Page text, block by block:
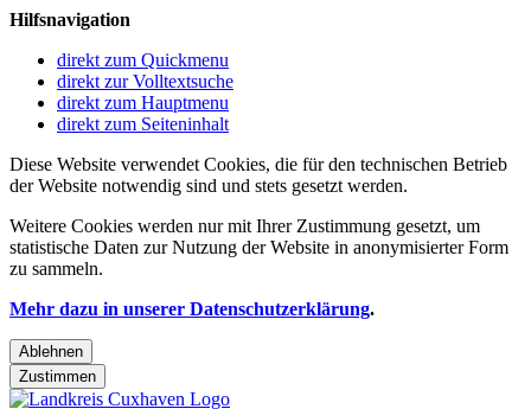
Hilfsnavigation
direkt zum Quickmenu
direkt zur Volltextsuche
direkt zum Hauptmenu
direkt zum Seiteninhalt
Diese Website verwendet Cookies, die für den technischen Betrieb
der Website notwendig sind und stets gesetzt werden.
Weitere Cookies werden nur mit Ihrer Zustimmung gesetzt, um
statistische Daten zur Nutzung der Website in anonymisierter Form
zu sammeln.
Mehr dazu in unserer Datenschutzerklärung.
Ablehnen
Zustimmen